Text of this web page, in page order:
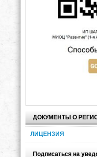
ДОКУМЕНТЫ О
ЛИЦЕНЗИЯ
Подписаться на